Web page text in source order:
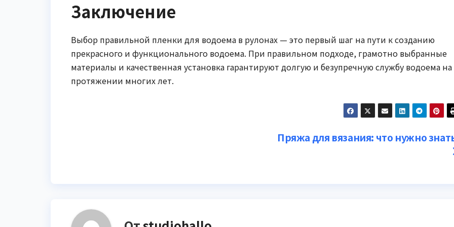
Заключение
Выбор правильной пленки для водоема в рулонах — это первый шаг на пути к созданию
прекрасного и функционального водоема. При правильном подходе, грамотно выбранные
материалы и качественная установка гарантируют долгую и безупречную службу водоема на
протяжении многих лет.
Пряжа для вязания: что нужно